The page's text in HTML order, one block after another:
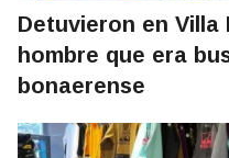
Detuvieron en Villa
hombre que era
bonaerense